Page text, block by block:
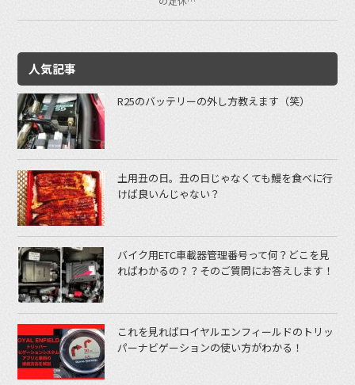
人気記事
R25のバッテリーの外し方教えます（笑）
土用丑の日。丑の日じゃなくても鰻を食べに行
けば良いんじゃない？
バイク用ETC車載器管理番号って何？どこを見
ればわかるの？？そのご質問にお答えします！
これを見ればロイヤルエンフィールドのトリッ
パーナビゲーションの使い方がわかる！